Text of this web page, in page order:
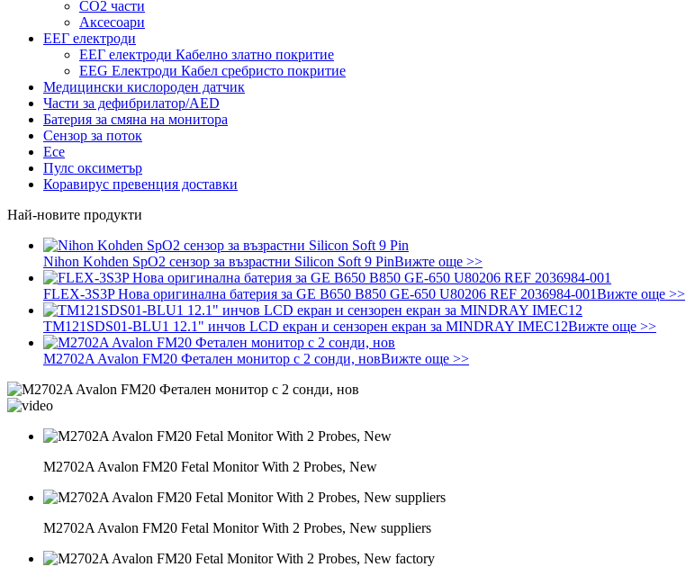
CO2 части
Аксесоари
ЕЕГ електроди
ЕЕГ електроди Кабелно златно покритие
EEG Електроди Кабел сребристо покритие
Медицински кислороден датчик
Части за дефибрилатор/AED
Батерия за смяна на монитора
Сензор за поток
Есе
Пулс оксиметър
Коравирус превенция доставки
Най-новите продукти
Nihon Kohden SpO2 сензор за възрастни Silicon Soft 9 PinВижте още >>
FLEX-3S3P Нова оригинална батерия за GE B650 B850 GE-650 U80206 REF 2036984-001Вижте още >>
TM121SDS01-BLU1 12.1" инчов LCD екран и сензорен екран за MINDRAY IMEC12Вижте още >>
M2702A Avalon FM20 Фетален монитор с 2 сонди, новВижте още >>
M2702A Avalon FM20 Fetal Monitor With 2 Probes, New
M2702A Avalon FM20 Fetal Monitor With 2 Probes, New suppliers